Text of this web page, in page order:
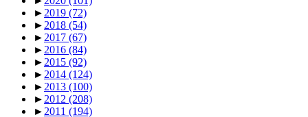
► 2019 (72)
► 2018 (54)
► 2017 (67)
► 2016 (84)
► 2015 (92)
► 2014 (124)
► 2013 (100)
► 2012 (208)
► 2011 (194)